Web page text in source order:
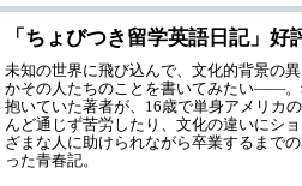
「ちょびつき留学英語日記」好
未知の世界に飛び込んで、文化的背景の
かその人たちのことを書いてみたい——
抱いていた著者が、16歳で単身アメリカ
んど通じず苦労したり、文化の違いにシ
ざまな人に助けられながら卒業するまで
った青春記。